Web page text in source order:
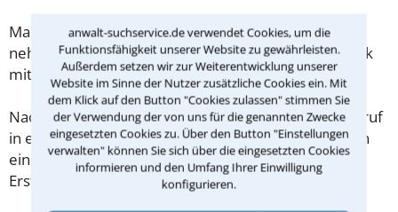
anwalt-suchservice.de verwendet Cookies, um die
Funktionsfähigkeit unserer Website zu gewährleisten.
Außerdem setzen wir zur Weiterentwicklung unserer
Website im Sinne der Nutzer zusätzliche Cookies ein. Mit
dem Klick auf den Button "Cookies zulassen" stimmen Sie
der Verwendung der von uns für die genannten Zwecke
eingesetzten Cookies zu. Über den Button "Einstellungen
verwalten" können Sie sich über die eingesetzten Cookies
informieren und den Umfang Ihrer Einwilligung
konfigurieren.
Machen Sie sich vorab schriftliche Notizen und
nehmen Sie diese zum Beratungsgespräch in Lübeck
mit.
Nachdem Sie über das Kontaktformular einen Rückruf
in einer Kanzlei angefordert haben, stellen wir Ihnen
eine Checkliste zur Verfügung, mit der Sie das
Erstgespräch ausreichend vorbereiten können.